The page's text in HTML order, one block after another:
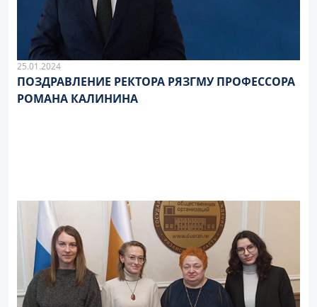
25.01.2024
ПОЗДРАВЛЕНИЕ РЕКТОРА РЯЗГМУ ПРОФЕССОРА
РОМАНА КАЛИНИНА